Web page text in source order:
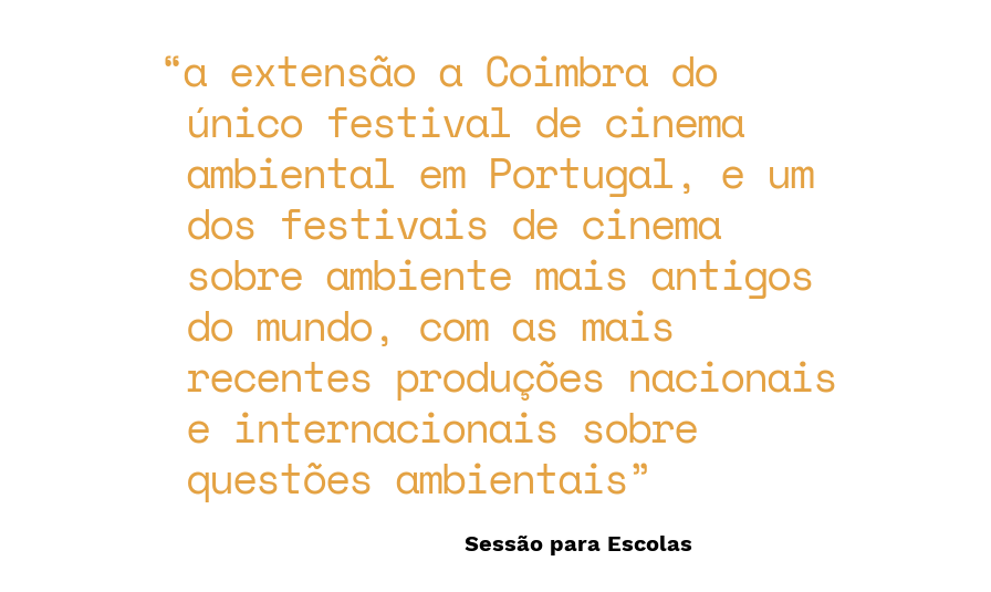
a extensão a Coimbra do
único festival de cinema
ambiental em Portugal, e um
dos festivais de cinema
sobre ambiente mais antigos
do mundo, com as mais
recentes produções nacionais
e internacionais sobre
questões ambientais
Sessão para Escolas